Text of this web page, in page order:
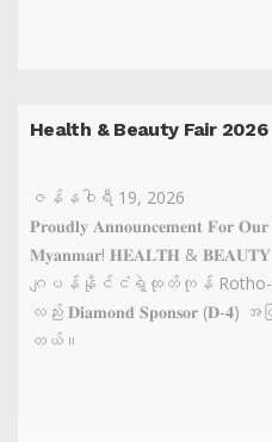
Health & Beauty Fair 2026
ဇန်နဝါရီ 19, 2026
𝐏𝐫𝐨𝐮𝐝𝐥𝐲 𝐀𝐧𝐧𝐨𝐮𝐧𝐜𝐞𝐦𝐞𝐧𝐭 𝐅𝐨𝐫
𝐌𝐲𝐚𝐧𝐦𝐚𝐫! 𝐇𝐄𝐀𝐋𝐓𝐇 &
ဂျပန်နိုင်ငံရဲ့ထုတ်ကုန် Rotho-
လည်း 𝐃𝐢𝐚𝐦𝐨𝐧𝐝 𝐒𝐩𝐨𝐧𝐬𝐨𝐫 (𝐃-𝟒)
တယ်။